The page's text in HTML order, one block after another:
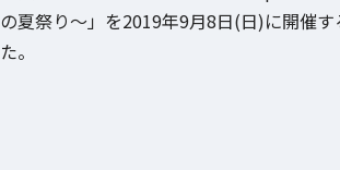
の夏祭り～」を2019年9月8日(日)に開催す
た。